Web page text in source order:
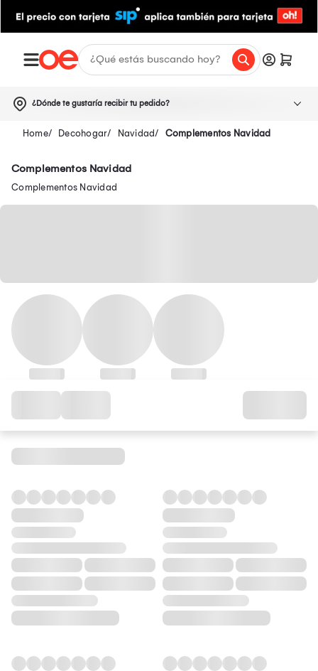
¿Dónde te gustaría recibir tu pedido?
Decohogar Navidad Complementos Navidad
Complementos Navidad
Complementos Navidad